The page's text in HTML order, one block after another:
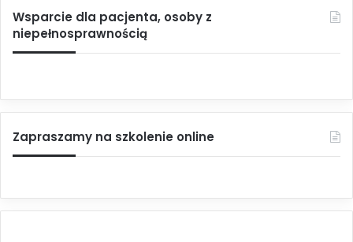
Wsparcie dla pacjenta, osoby z
niepełnosprawnością
Zapraszamy na szkolenie online